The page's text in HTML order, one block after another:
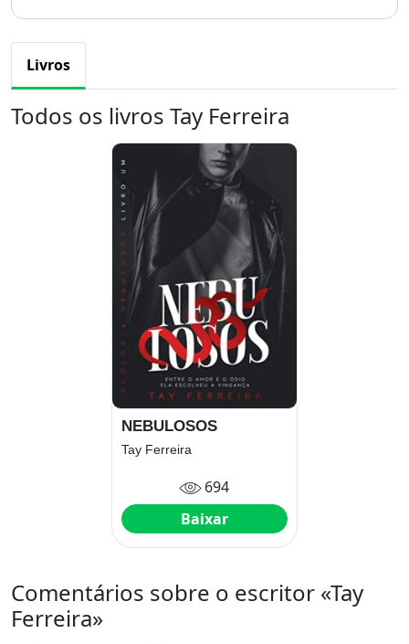
Livros
Todos os livros Tay Ferreira
NEBULOSOS
Tay Ferreira
694
Baixar
Comentários sobre o escritor «Tay
Ferreira»